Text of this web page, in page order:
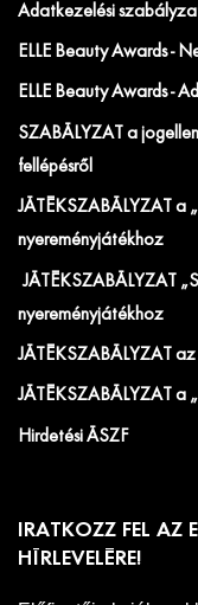
Adatkezelési
ELLE Beauty Awards -
ELLE Beauty Awards -
SZABÁLYZAT a
fellépésről
JÁTÉKSZABÁLYZAT a
nyereményjátékhoz
JÁTÉKSZABÁLYZAT
nyereményjátékhoz
JÁTÉKSZABÁLYZAT
JÁTÉKSZABÁLYZAT a
Hirdetési ÁSZF
IRATKOZZ FEL AZ
HÍRLEVELÉRE!